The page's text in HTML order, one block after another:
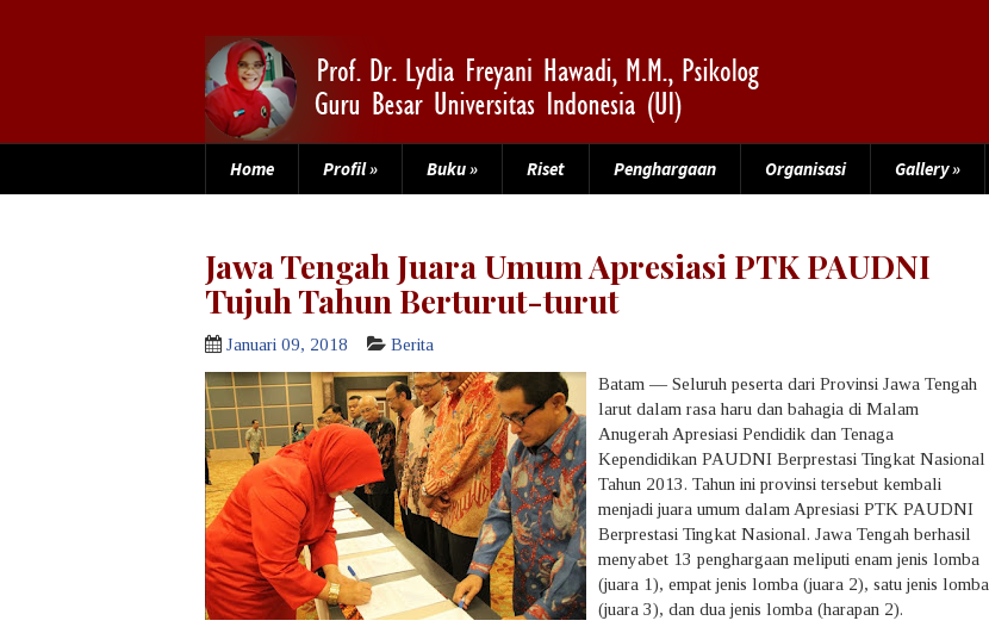
Home Profil» Buku» Riset Penghargaan Organisasi Gallery»
Jawa Tengah Juara Umum Apresiasi PTK PAUDNI
Tujuh Tahun Berturut-turut
Januari 09, 2018 Berita
Batam — Seluruh peserta dari Provinsi Jawa Tengah
larut dalam rasa haru dan bahagia di Malam
Anugerah Apresiasi Pendidik dan Tenaga
Kependidikan PAUDNI Berprestasi Tingkat Nasional
Tahun 2013. Tahun ini provinsi tersebut kembali
menjadi juara umum dalam Apresiasi PTK PAUDNI
Berprestasi Tingkat Nasional. Jawa Tengah berhasil
menyabet 13 penghargaan meliputi enam jenis lomba
(juara 1), empat jenis lomba (juara 2), satu jenis lomba
(juara 3), dan dua jenis lomba (harapan 2).